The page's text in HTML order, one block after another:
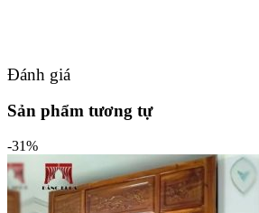
Đánh giá
Sản phẩm tương tự
-31%